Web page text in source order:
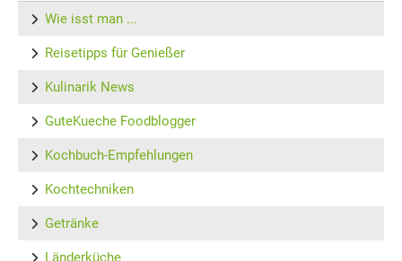
Wie isst man ...
Reisetipps für Genießer
Kulinarik News
GuteKueche Foodblogger
Kochbuch-Empfehlungen
Kochtechniken
Getränke
Länderküche